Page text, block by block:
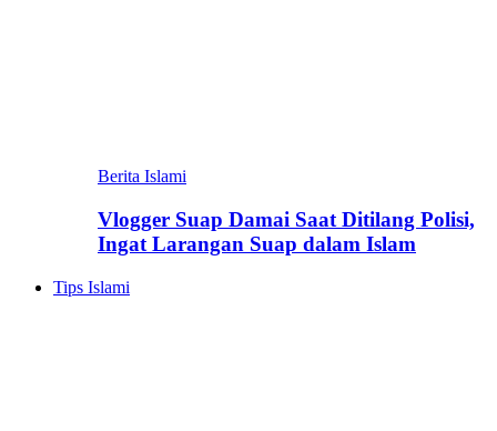
Berita Islami
Vlogger Suap Damai Saat Ditilang Polisi,
Ingat Larangan Suap dalam Islam
Tips Islami